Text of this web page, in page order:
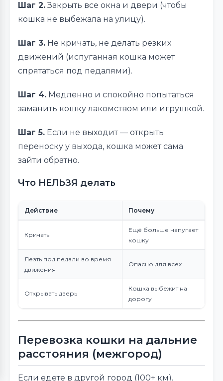
Шаг 2.Закрыть все окна и двери (чтобы
кошка не выбежала на улицу).
Шаг 3. Не кричать, не делать резких
движений (испуганная кошка может
спрятаться под педалями).
Шаг 4. Медленно и спокойно попытаться
заманить кошку лакомством или игрушкой.
Шаг 5. Если не выходит — открыть
переноску у выхода, кошка может сама
зайти обратно.
Что НЕЛЬЗЯ делать
Действие Почему
Кричать
Ещё больше напугает
кошку
Лезть под педали во время
движения
Опасно для всех
Открывать дверь
Кошка выбежит на
дорогу
Перевозка кошки на дальние
расстояния (межгород)
Если едете в другой город (100+ км).